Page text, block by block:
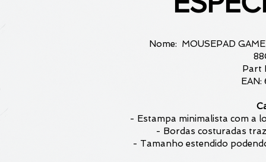
Nome: MOUSEPAD
Part
- Estampa minimalista com a
- Bordas costuradas
- Tamanho estendido